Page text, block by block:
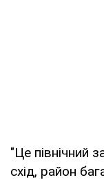
"Це північний
схід, район